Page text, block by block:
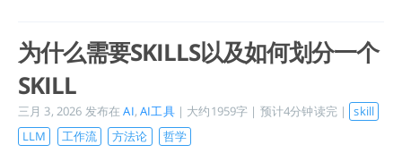
为什么需要SKILLS以及如何划分一个
SKILL
三月 3, 2026 发布在 AI,AI工具 | 大约1959字 | 预计4分钟读完 |
skill
LLM
工作流 方法论 哲学